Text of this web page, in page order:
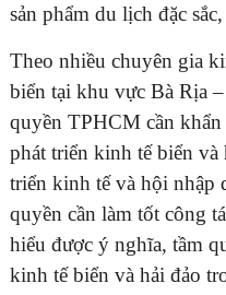
sản phẩm du lịch đặc
Theo nhiều chuyên gia
biển tại khu vực Bà Rịa
quyền TPHCM cần
phát triển kinh tế biển và
triển kinh tế và hội nhập
quyền cần làm tốt công
hiểu được ý nghĩa, tầm
kinh tế biển và hải đảo